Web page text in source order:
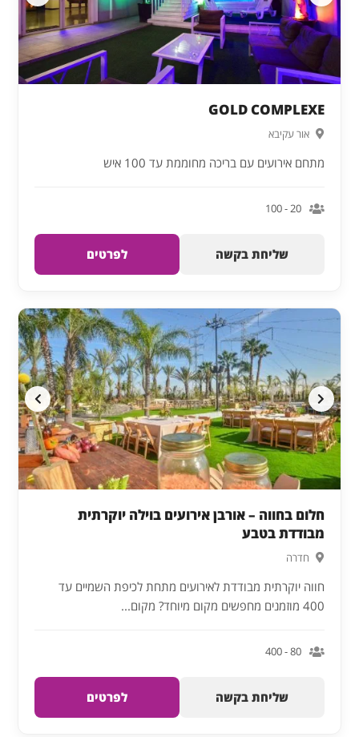
GOLD COMPLEXE
אור עקיבא
מתחם אירועים עם בריכה מחוממת עד 100 איש
20 - 100
שליחת בקשה לפרטים
חלום בחווה – אורבן אירועים בוילה יוקרתית
מבודדת בטבע
חדרה
חווה יוקרתית מבודדת לאירועים מתחת לכיפת השמיים עד
400 מוזמנים מחפשים מקום מיוחד? מקום...
80 - 400
שליחת בקשה לפרטים